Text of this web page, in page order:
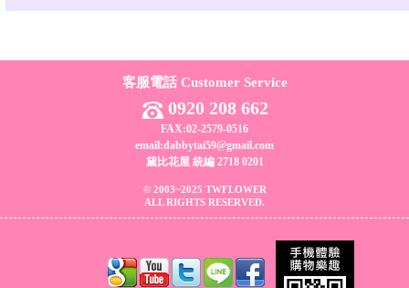
客服電話 Customer Service
0920 208 662
FAX:02-2579-0516
email:dabbytai59@gmail.com
黛比花屋 統編 2718 0201
© 2003~2025 TWFLOWER
ALL RIGHTS RESERVED.